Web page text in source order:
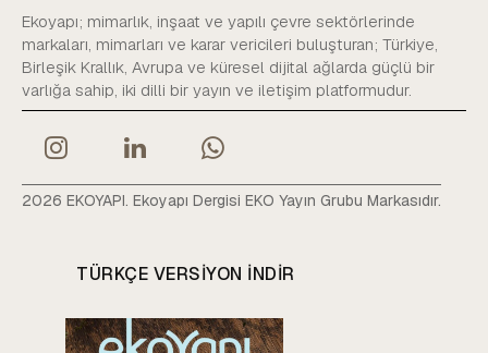
Ekoyapı; mimarlık, inşaat ve yapılı çevre sektörlerinde
markaları, mimarları ve karar vericileri buluşturan; Türkiye,
Birleşik Krallık, Avrupa ve küresel dijital ağlarda güçlü bir
varlığa sahip, iki dilli bir yayın ve iletişim platformudur.
2026 EKOYAPI. Ekoyapı Dergisi EKO Yayın Grubu Markasıdır.
TÜRKÇE VERSIYON INDIR